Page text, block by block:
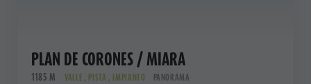
PLAN DE CORONES / MIARA
1185 M VALLE , PISTA , IMPIANTO PANORAMA